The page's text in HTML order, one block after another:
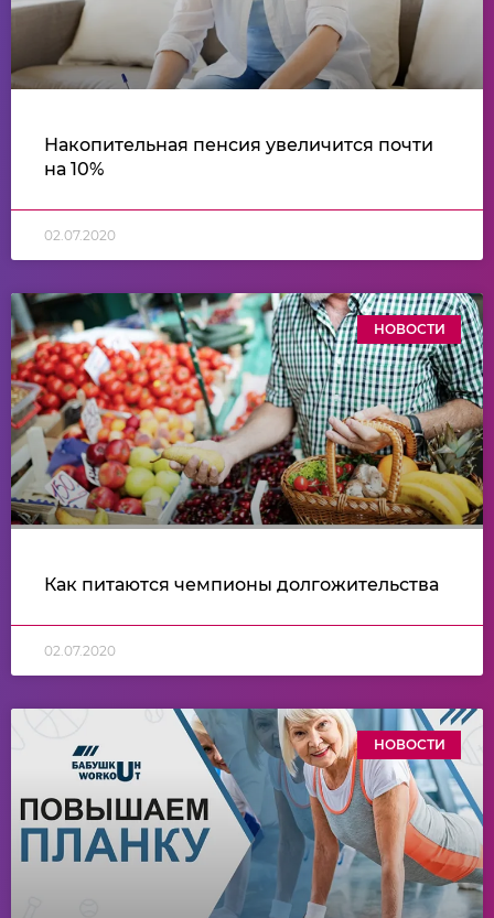
Накопительная пенсия увеличится почти
на 10%
02.07.2020
НОВОСТИ
Как питаются чемпионы долгожительства
02.07.2020
НОВОСТИ